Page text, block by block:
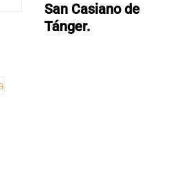
San Casiano de
Tánger.